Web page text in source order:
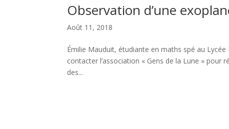
Observation d’une
Août 11, 2018
Émilie Mauduit, étudiante en maths spé au
contacter l’association « Gens de la Lune » pour
des...